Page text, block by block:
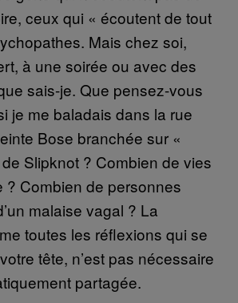
ceux qui « écoutent de tout
Mais chez soi,
à une soirée ou avec des
sais-je. Que pensez-vous
je me baladais dans la rue
Bose branchée sur «
Slipknot ? Combien de vies
? Combien de personnes
malaise vagal ? La
toutes les réflexions qui se
tête, n’est pas nécessaire
partagée.